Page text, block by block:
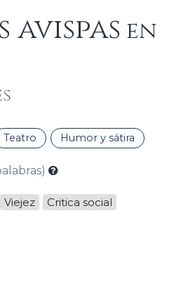
avispas en
Teatro Humor y sátira
Viejez Critica social